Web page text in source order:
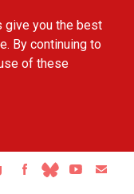
give you the best
By continuing to
of these